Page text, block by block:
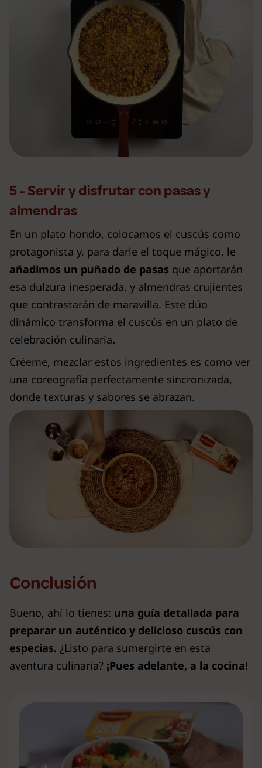
5 - Servir y disfrutar con pasas y
almendras
En un plato hondo, colocamos el cuscús como
protagonista y, para darle el toque mágico, le
añadimos un puñado de pasas que aportarán
esa dulzura inesperada, y almendras crujientes
que contrastarán de maravilla. Este dúo
dinámico transforma el cuscús en un plato de
celebración culinaria.
Créeme, mezclar estos ingredientes es como ver
una coreografía perfectamente sincronizada,
donde texturas y sabores se abrazan.
Conclusión
Bueno, ahí lo tienes: una guía detallada para
preparar un auténtico y delicioso cuscús con
especias. ¿Listo para sumergirte en esta
aventura culinaria? ¡Pues adelante, a la cocina!